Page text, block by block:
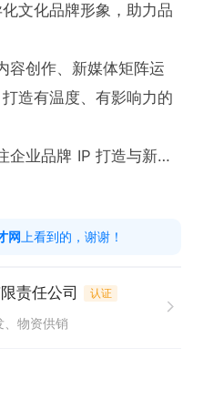
文化品牌形象，助力品
容创作、新媒体矩阵运
造有温度、有影响力的
企业品牌 IP 打造与新媒
递品牌价值，实现 IP 价
体运营相关经验，有账
度，能独立完成内容策
网 上看到的，谢谢！
责任公司 认证
、物资供销